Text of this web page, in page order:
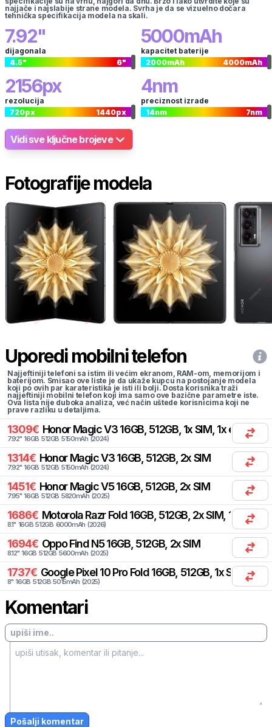
najjače i najslabije strane modela. Svrha je da se vizuelno dočara
tehnička specifikacija modela na skali.
7.92"
dijagonala
4.5" 6"
5000mAh
kapacitet baterije
2000mAh 4000mAh
2156px
rezolucija
720px 1440px
4nm
preciznost izrade
14nm 7nm
Vidi sve ključne brojeve
Fotografije modela
Uporedi mobilni telefon
Najjeftiniji telefoni sa istim ili većim ekranom, RAM-om, memorijom i
baterijom. Smisao ove liste je da ukaže kupcu na postojanje modela
koji po ovih par karateristika je isti ili bolji. Dosta korisnika traži
najjeftiniji mobilni telefon koji ima samo ove bazične parametre iste.
Ova lista nije duboka analiza, već način uštede korisnicima koji ne
prave razliku u detaljima.
1309€ Honor Magic V3 16GB, 512GB, 1x SIM, 1x eSIM
7.92" 16GB 512GB 5150mAh (2024)
1314€ Honor Magic V3 16GB, 512GB, 2x SIM
7.92" 16GB 512GB 5150mAh (2024)
1451€ Honor Magic V5 16GB, 512GB, 2x SIM
7.95" 16GB 512GB 5820mAh (2025)
1686€ MotorolaRazr Fold 16GB, 512GB, 2x SIM, 1x eSIM
8.1" 16GB 512GB 6000mAh (2026)
1694€ Oppo Find N5 16GB, 512GB, 2x SIM
8.12" 16GB 512GB 5600mAh (2025)
1737€ Google Pixel 10 Pro Fold 16GB, 512GB, 1x SIM, 1x
8" 16GB 512GB 5015mAh (2025)
Komentari
Pošalji komentar